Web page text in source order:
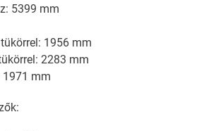
5399 mm
1956 mm
2283 mm
mm